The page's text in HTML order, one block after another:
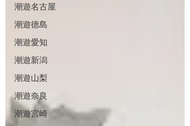
潮遊名古屋
潮遊德島
潮遊愛知
潮遊新潟
潮遊山梨
潮遊奈良
潮遊宮崎